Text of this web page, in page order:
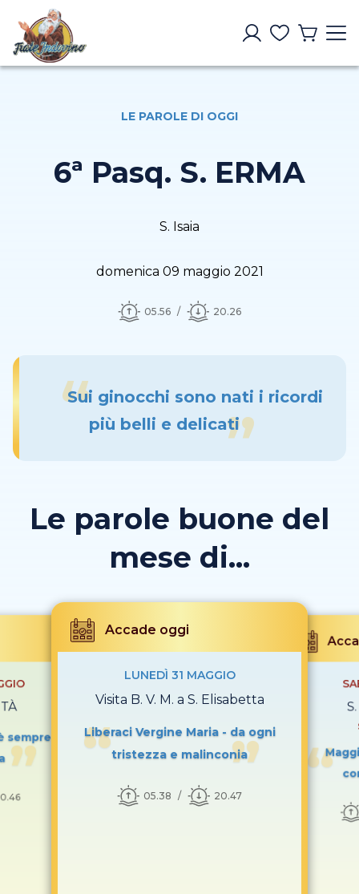
LE PAROLE DI OGGI
6ª Pasq. S. ERMA
S. Isaia
domenica 09 maggio 2021
05.56 20.26
Sui ginocchi sono nati i ricordi
più belli e delicati
Le parole buone del
mese di...
sempre
Accade oggi
LUNEDÌ 31 MAGGIO
Visita B. V. M. a S. Elisabetta
Liberaci Vergine Maria - da ogni
tristezza e malinconia
05.38 20.47